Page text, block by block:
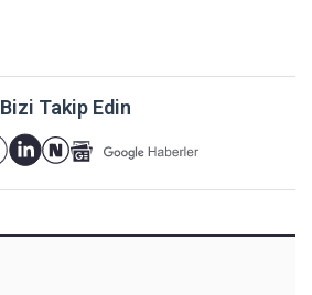
Bizi Takip Edin